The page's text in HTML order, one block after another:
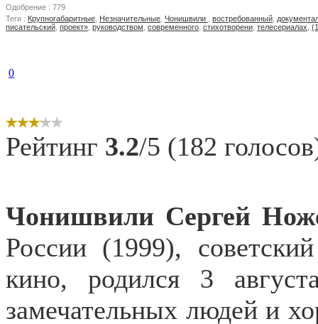
Одобрение : 779
Теги : Крупногабаритные Незначительные Чонишвили востребованный
писательский проект» руководством современного стихотворени телесериалах
0
Рейтинг 3.2/5 (182
Чонишвили Сергей
России (1999),
кино, родился 3
замечательных людей и